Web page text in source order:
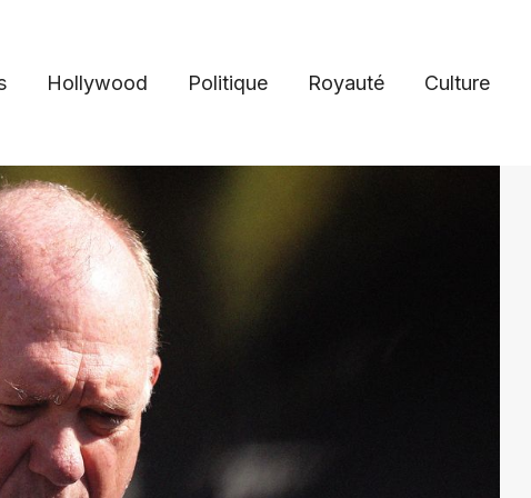
Hollywood Politique Royauté Culture